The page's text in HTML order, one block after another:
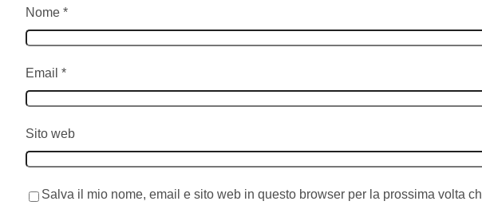
Nome *
Email *
Sito web
Salva il mio nome, email e sito web in questo browser per la prossima volta